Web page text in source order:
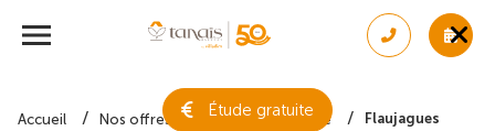
Étude gratuite
Accueil Nos offres de terrain Gironde Flaujagues